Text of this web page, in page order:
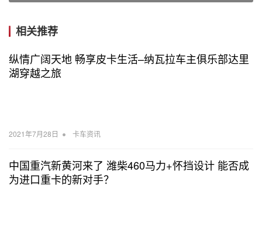
相关推荐
纵情广阔天地 畅享皮卡生活–纳瓦拉车主俱乐部达里
湖穿越之旅
2021年7月28日 • 卡车资讯
中国重汽新黄河来了 潍柴460马力+怀挡设计 能否成
为进口重卡的新对手？